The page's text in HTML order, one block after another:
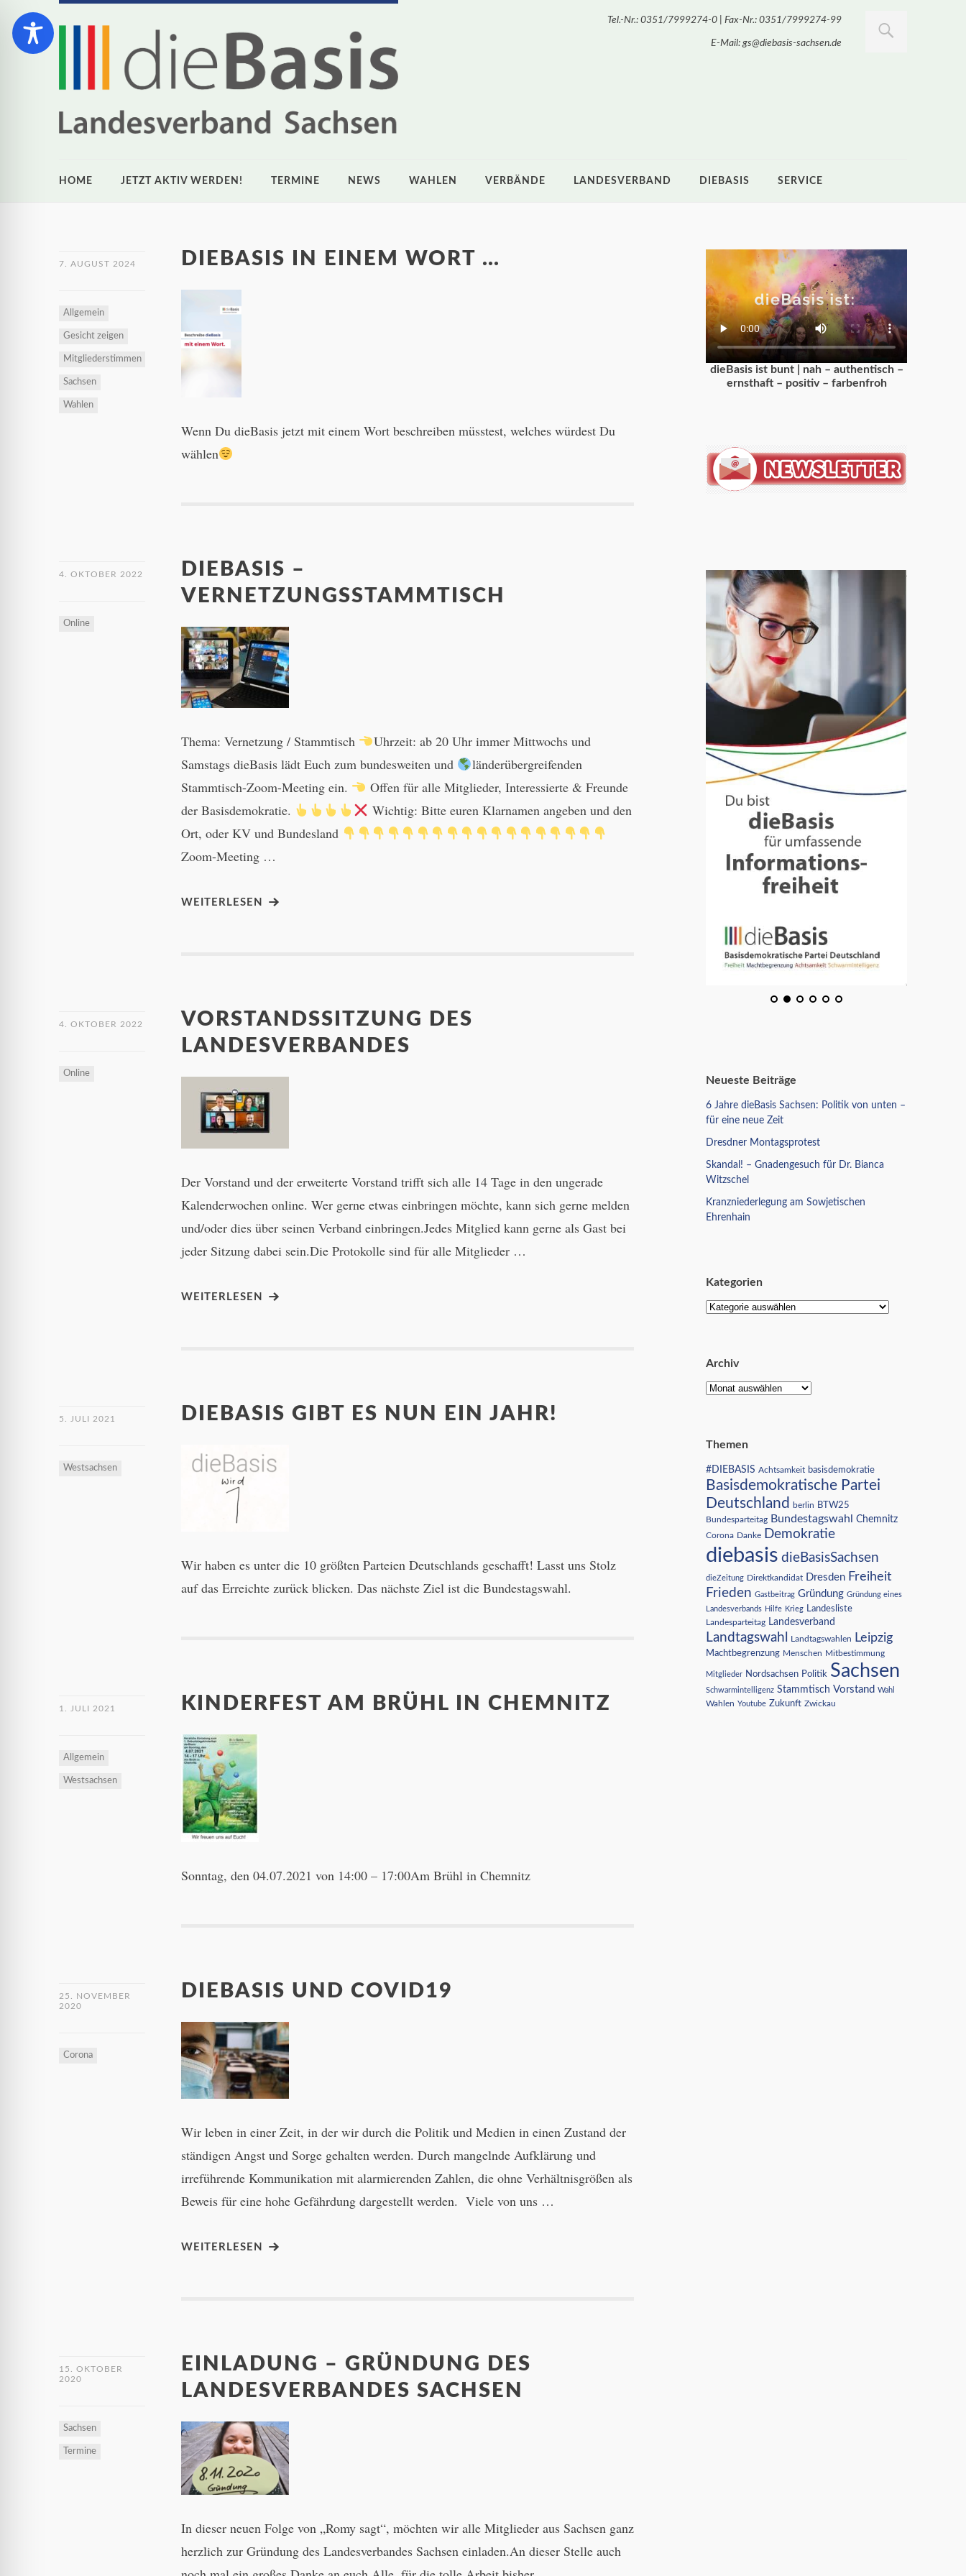
Tel.-Nr.: 0351/7999274-0 | Fax-Nr.: 0351/7999274-99
E-Mail: gs@diebasis-sachsen.de
HOME JETZT AKTIV WERDEN! TERMINE NEWS WAHLEN VERBÄNDE LANDESVERBAND DIEBASIS SERVICE
7. AUGUST 2024
Allgemein
Gesicht zeigen
Mitgliederstimmen
Sachsen
Wahlen
DIEBASIS IN EINEM WORT …
Wenn Du dieBasis jetzt mit einem Wort beschreiben müsstest, welches würdest Du
wählen
4. OKTOBER 2022
Online
DIEBASIS –
VERNETZUNGSSTAMMTISCH
Thema: Vernetzung / Stammtisch
Uhrzeit: ab 20 Uhr immer Mittwochs und
Samstags dieBasis lädt Euch zum bundesweiten und
länderübergreifenden
Stammtisch-Zoom-Meeting ein.
Offen für alle Mitglieder, Interessierte & Freunde
der Basisdemokratie.
Wichtig: Bitte euren Klarnamen angeben und den
Ort, oder KV und Bundesland
Zoom-Meeting …
WEITERLESEN
4. OKTOBER 2022
Online
VORSTANDSSITZUNG DES
LANDESVERBANDES
Der Vorstand und der erweiterte Vorstand trifft sich alle 14 Tage in den ungerade
Kalenderwochen online. Wer gerne etwas einbringen möchte, kann sich gerne melden
und/oder dies über seinen Verband einbringen.Jedes Mitglied kann gerne als Gast bei
jeder Sitzung dabei sein.Die Protokolle sind für alle Mitglieder …
WEITERLESEN
5. JULI 2021
Westsachsen
DIEBASIS GIBT ES NUN EIN JAHR!
Wir haben es unter die 10 größten Parteien Deutschlands geschafft! Lasst uns Stolz
auf das Erreichte zurück blicken. Das nächste Ziel ist die Bundestagswahl.
1. JULI 2021
Allgemein
Westsachsen
KINDERFEST AM BRÜHL IN CHEMNITZ
Sonntag, den 04.07.2021 von 14:00 – 17:00Am Brühl in Chemnitz
25. NOVEMBER
2020
Corona
DIEBASIS UND COVID19
Wir leben in einer Zeit, in der wir durch die Politik und Medien in einen Zustand der
ständigen Angst und Sorge gehalten werden. Durch mangelnde Aufklärung und
irreführende Kommunikation mit alarmierenden Zahlen, die ohne Verhältnisgrößen als
Beweis für eine hohe Gefährdung dargestellt werden. Viele von uns …
WEITERLESEN
15. OKTOBER
2020
Sachsen
Termine
EINLADUNG – GRÜNDUNG DES
LANDESVERBANDES SACHSEN
In dieser neuen Folge von „Romy sagt“, möchten wir alle Mitglieder aus Sachsen ganz
herzlich zur Gründung des Landesverbandes Sachsen einladen.An dieser Stelle auch
dieBasis ist bunt | nah – authentisch –
ernsthaft – positiv – farbenfroh
Neueste Beiträge
6 Jahre dieBasis Sachsen: Politik von unten –
für eine neue Zeit
Dresdner Montagsprotest
Skandal! – Gnadengesuch für Dr. Bianca
Witzschel
Kranzniederlegung am Sowjetischen
Ehrenhain
Kategorien
Archiv
Themen
#DIEBASIS Achtsamkeit basisdemokratie
Basisdemokratische Partei
Deutschland
berlin BTW25
Bundesparteitag Bundestagswahl Chemnitz
Corona Danke Demokratie
diebasis dieBasisSachsen
dieZeitung Direktkandidat Dresden Freiheit
Frieden Gastbeitrag Gründung Gründung eines
Landesverbands Hilfe Krieg Landesliste
Landesparteitag Landesverband
Landtagswahl Landtagswahlen Leipzig
Machtbegrenzung Menschen Mitbestimmung
Mitglieder Nordsachsen Politik Sachsen
Schwarmintelligenz Stammtisch Vorstand Wahl
Wahlen Youtube Zukunft Zwickau